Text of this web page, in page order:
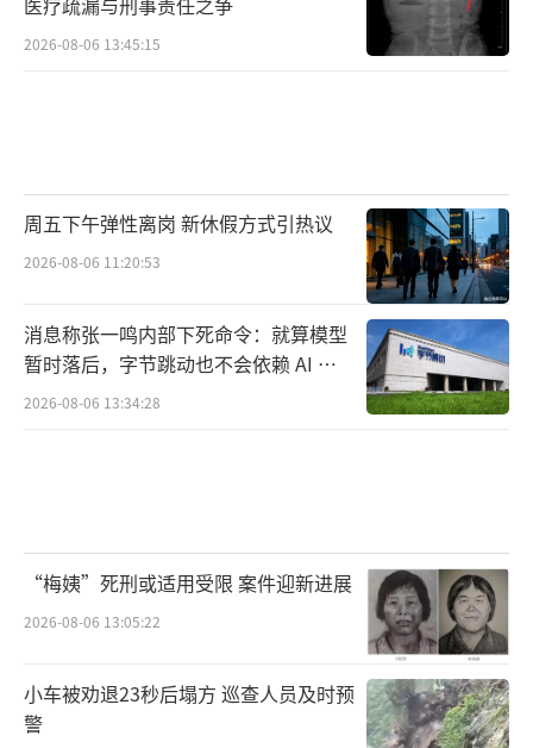
2026-08-06 13:45:15
周五下午弹性离岗 新休假方式引热议
2026-08-06 11:20:53
消息称张一鸣内部下死命令：就算模型
暂时落后，字节跳动也不会依赖 AI 蒸
馏技术
2026-08-06 13:34:28
“梅姨”死刑或适用受限 案件迎新进展
2026-08-06 13:05:22
小车被劝退23秒后塌方 巡查人员及时预
警